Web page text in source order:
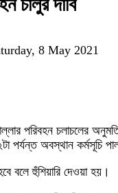
চালুর দাবি
8 May 2021
পরিবহন চলাচলের
পর্যন্ত অবস্থান কর্মসূচি
বলে হুঁশিয়ারি দেওয়া হয়।